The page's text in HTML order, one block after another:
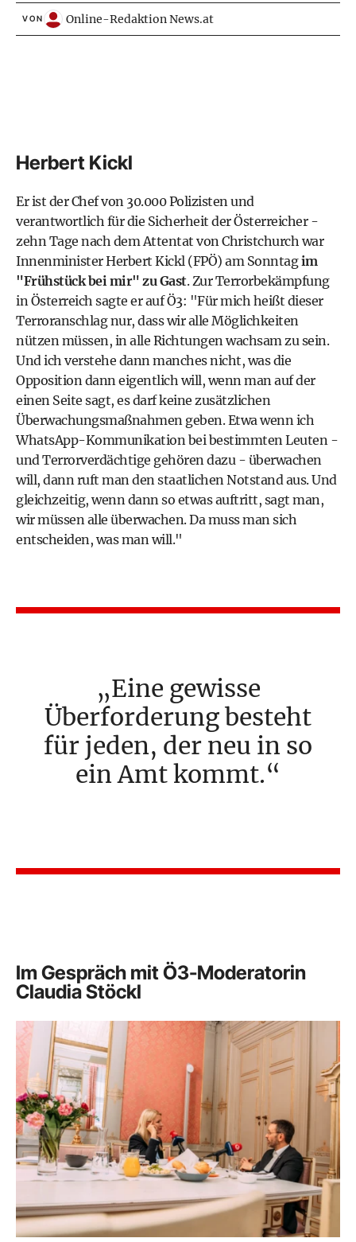
VON Online-Redaktion News.at
Herbert Kickl
Er ist der Chef von 30.000 Polizisten und
verantwortlich für die Sicherheit der Österreicher -
zehn Tage nach dem Attentat von Christchurch war
Innenminister Herbert Kickl (FPÖ) am Sonntagim
"Frühstück bei mir" zu Gast. Zur Terrorbekämpfung
in Österreich sagte er auf Ö3: "Für mich heißt dieser
Terroranschlag nur, dass wir alle Möglichkeiten
nützen müssen, in alle Richtungen wachsam zu sein.
Und ich verstehe dann manches nicht, was die
Opposition dann eigentlich will, wenn man auf der
einen Seite sagt, es darf keine zusätzlichen
Überwachungsmaßnahmen geben. Etwa wenn ich
WhatsApp-Kommunikation bei bestimmten Leuten -
und Terrorverdächtige gehören dazu - überwachen
will, dann ruft man den staatlichen Notstand aus. Und
gleichzeitig, wenn dann so etwas auftritt, sagt man,
wir müssen alle überwachen. Da muss man sich
entscheiden, was man will."
Eine gewisse
Überforderung besteht
für jeden, der neu in so
ein Amt kommt.
Im Gespräch mit Ö3-Moderatorin
Claudia Stöckl